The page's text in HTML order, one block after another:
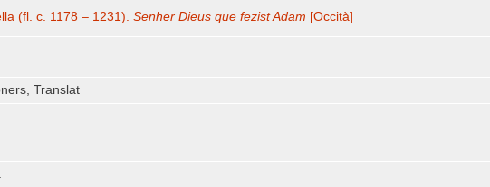
(fl. c. 1178 – 1231). Senher Dieus que fezist Adam [Occità]
Translat